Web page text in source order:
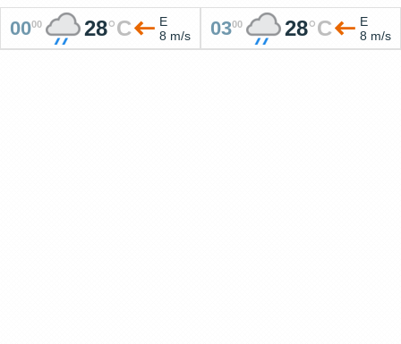
0000 28°C
E
8 m/s
0300 28°C
E
8 m/s